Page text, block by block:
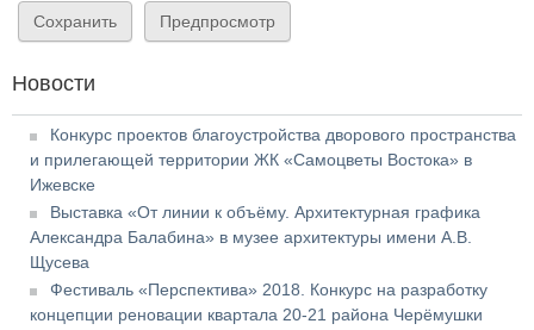
Новости
Конкурс проектов благоустройства дворового пространства
и прилегающей территории ЖК «Самоцветы Востока» в
Ижевске
Выставка «От линии к объёму. Архитектурная графика
Александра Балабина» в музее архитектуры имени А.В.
Щусева
Фестиваль «Перспектива» 2018. Конкурс на разработку
концепции реновации квартала 20-21 района Черёмушки